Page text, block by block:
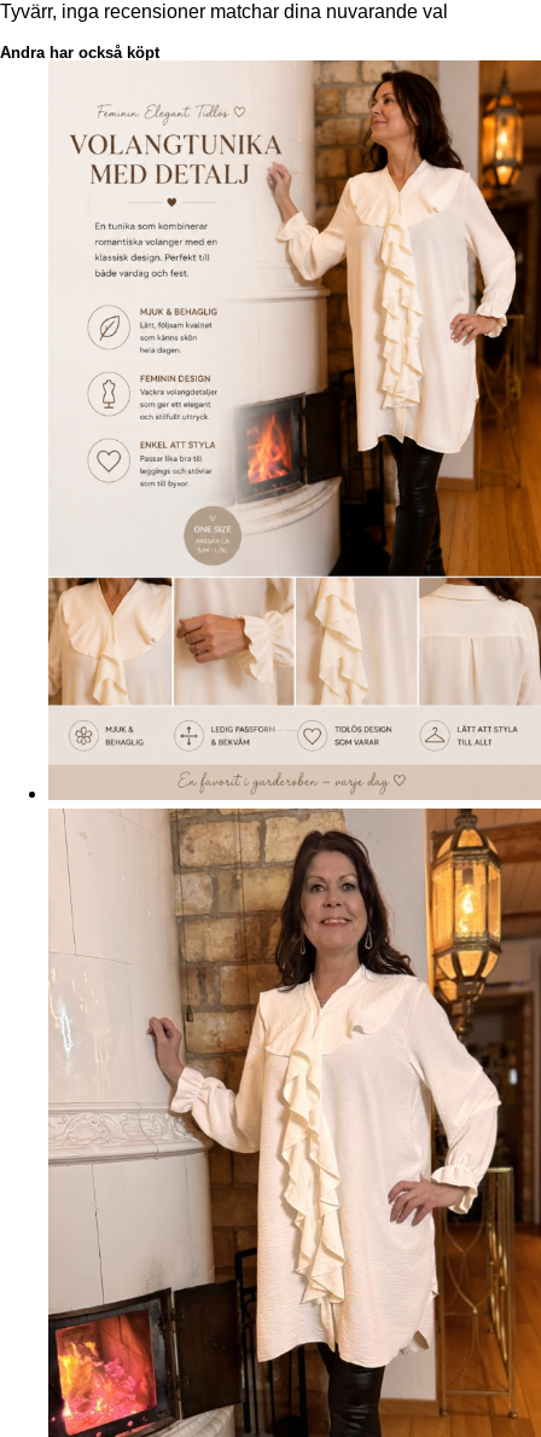
Tyvärr, inga recensioner matchar dina nuvarande val
Andra har också köpt